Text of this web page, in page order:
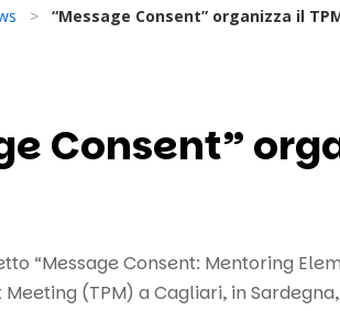
> “Message Consent” organizza il
Consent”
“Message Consent: Mentoring
(TPM) a Cagliari, in